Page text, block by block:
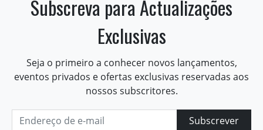
Subscreva para Actualizações
Exclusivas
Seja o primeiro a conhecer novos lançamentos,
eventos privados e ofertas exclusivas reservadas aos
nossos subscritores.
Subscrever